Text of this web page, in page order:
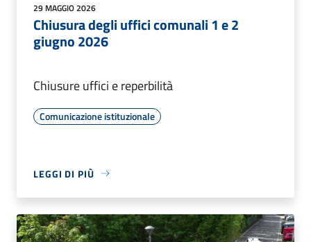
29 MAGGIO 2026
Chiusura degli uffici comunali 1 e 2
giugno 2026
Chiusure uffici e reperbilità
Comunicazione istituzionale
LEGGI DI PIÙ